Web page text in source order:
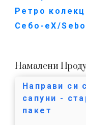
Ретро
Себо-еХ/
Намалени
Направи си
сапуни -
пакет